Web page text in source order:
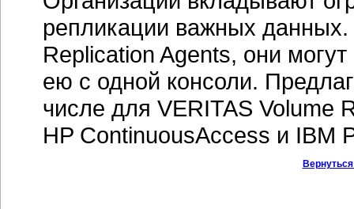
репликации важных данных.
Replication Agents, они
ею с одной консоли.
числе для VERITAS Volume
HP ContinuousAccess и IBM